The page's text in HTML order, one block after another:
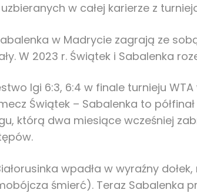
w całej karierze z
w Madrycie zagrają ze
W 2023 r. Świątek i Sabalenka
Igi 6:3, 6:4 w finale turnieju
Świątek – Sabalenka to
którą dwa miesiące wcześniej
wpadła w wyraźny
śmierć). Teraz Sabalenka